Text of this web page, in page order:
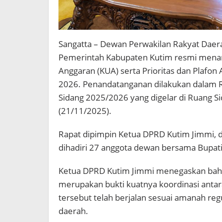
Sangatta – Dewan Perwakilan Rakyat
Pemerintah Kabupaten Kutim resmi
Anggaran (KUA) serta Prioritas dan Plafon
2026. Penandatanganan dilakukan dalam
Sidang 2025/2026 yang digelar di Ruang
(21/11/2025).
Rapat dipimpin Ketua DPRD Kutim Jimmi,
dihadiri 27 anggota dewan bersama
Ketua DPRD Kutim Jimmi menegaskan
merupakan bukti kuatnya koordinasi
tersebut telah berjalan sesuai amanah
daerah.